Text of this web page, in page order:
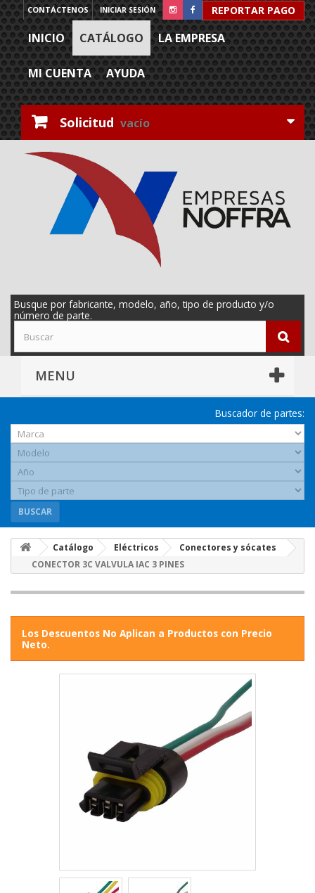
REPORTAR PAGO
INICIAR SESIÓN
CONTÁCTENOS
INICIO CATÁLOGO LA EMPRESA
MI CUENTA AYUDA
Solicitud vacío
Busque por fabricante, modelo, año, tipo de producto y/o
número de parte.
MENU
Buscador de partes:
BUSCAR
Catálogo Eléctricos
Conectores y sócates
CONECTOR 3C VALVULA IAC 3 PINES
Los Descuentos No Aplican a Productos con Precio
Neto.